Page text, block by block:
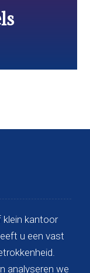
klein kantoor
u een vast
analyseren we